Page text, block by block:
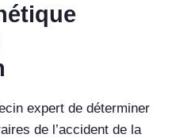
expert de déterminer
de l’accident de la